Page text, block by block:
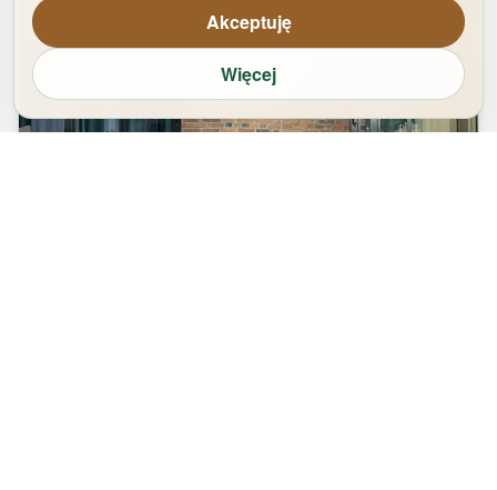
Więcej
Akceptuję